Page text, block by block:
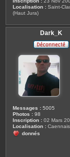
Localisation : Saint-
(Haut Jura)
Dark_K
Messages : 5005
Photos : 98
Inscription : 02 Mars
Localisation : Caennais
donnés